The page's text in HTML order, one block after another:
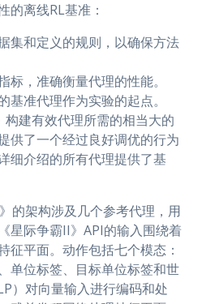
的离线RL基准：
集和定义的规则，以确保方法
标，准确衡量代理的性能。
基准代理作为实验的起点。
建有效代理所需的相当大的
供了一个经过良好调优的行为
细介绍的所有代理提供了基
的架构涉及几个参考代理，用
星际争霸II》API的输入围绕着
征平面。动作包括七个模态：
单位标签、目标单位标签和世
）对向量输入进行编码和处